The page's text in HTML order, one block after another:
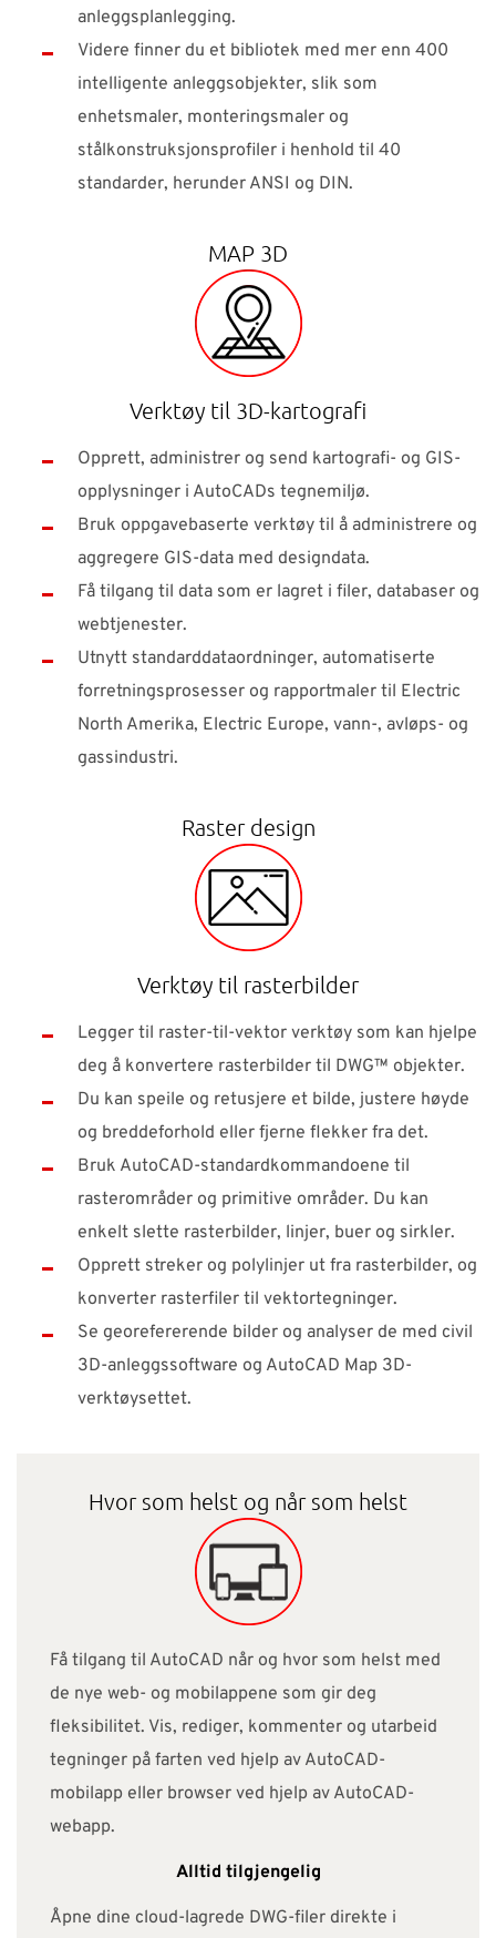
anleggsplanlegging.
Videre finner du et bibliotek med mer enn 400
intelligente anleggsobjekter, slik som
enhetsmaler, monteringsmaler og
stålkonstruksjonsprofiler i henhold til 40
standarder, herunder ANSI og DIN.
MAP 3D
Verktøy til 3D-kartografi
Opprett, administrer og send kartografi- og GIS-
opplysninger i AutoCADs tegnemiljø.
Bruk oppgavebaserte verktøy til å administrere og
aggregere GIS-data med designdata.
Få tilgang til data som er lagret i filer, databaser og
webtjenester.
Utnytt standarddataordninger, automatiserte
forretningsprosesser og rapportmaler til Electric
North Amerika, Electric Europe, vann-, avløps- og
gassindustri.
Raster design
Verktøy til rasterbilder
Legger til raster-til-vektor verktøy som kan hjelpe
deg å konvertere rasterbilder til DWG™ objekter.
Du kan speile og retusjere et bilde, justere høyde
og breddeforhold eller fjerne flekker fra det.
Bruk AutoCAD-standardkommandoene til
rasterområder og primitive områder. Du kan
enkelt slette rasterbilder, linjer, buer og sirkler.
Opprett streker og polylinjer ut fra rasterbilder, og
konverter rasterfiler til vektortegninger.
Se georefererende bilder og analyser de med civil
3D-anleggssoftware og AutoCAD Map 3D-
verktøysettet.
Hvor som helst og når som helst
Få tilgang til AutoCAD når og hvor som helst med
de nye web- og mobilappene som gir deg
fleksibilitet. Vis, rediger, kommenter og utarbeid
tegninger på farten ved hjelp av AutoCAD-
mobilapp eller browser ved hjelp av AutoCAD-
webapp.
Alltid tilgjengelig
Åpne dine cloud-lagrede DWG-filer direkte i